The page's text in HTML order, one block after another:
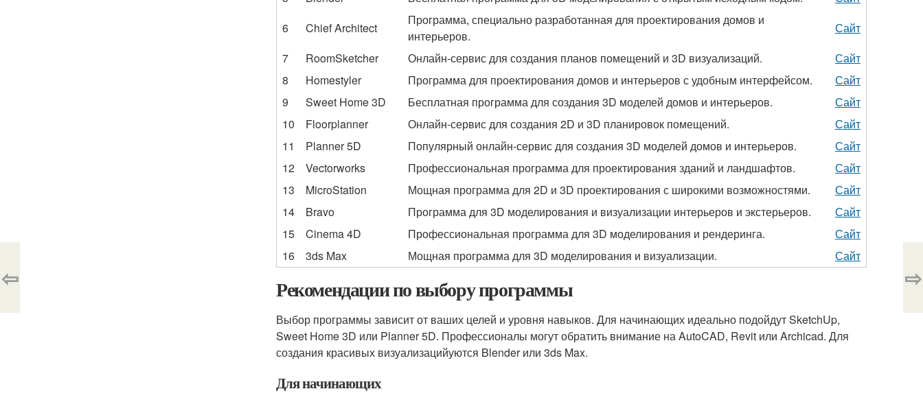
6
Chief Architect
Программа, специально разработанная для проектирования домов и
интерьеров.
Сайт
7
RoomSketcher Онлайн-сервис для создания планов помещений и 3D визуализаций.
Сайт
8
Homestyler Программа для проектирования домов и интерьеров с удобным интерфейсом.
Сайт
9
Sweet Home 3D Бесплатная программа для создания 3D моделей домов и интерьеров.
Сайт
10
Floorplanner Онлайн-сервис для создания 2D и 3D планировок помещений.
Сайт
11
Planner 5D Популярный онлайн-сервис для создания 3D моделей домов и интерьеров.
Сайт
12
Vectorworks Профессиональная программа для проектирования зданий и ландшафтов.
Сайт
13
MicroStation Мощная программа для 2D и 3D проектирования с широкими возможностями.
Сайт
14
Bravo Программа для 3D моделирования и визуализации интерьеров и экстерьеров.
Сайт
15
Cinema 4D Профессиональная программа для 3D моделирования и рендеринга.
Сайт
16
3ds Max Мощная программа для 3D моделирования и визуализации. Сайт
Рекомендации по выбору программы
Выбор программы зависит от ваших целей и уровня навыков. Для начинающих идеально подойдут SketchUp,
Sweet Home 3D или Planner 5D. Профессионалы могут обратить внимание на AutoCAD, Revit или Archicad. Для
создания красивых визуализацийуются Blender или 3ds Max.
Для начинающих
⇦ ⇨